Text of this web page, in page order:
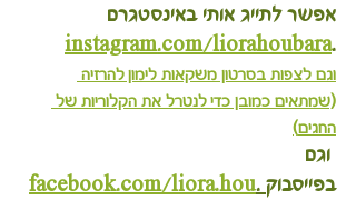
אפשר לתייג אותי באינסטגרם
.
instagram.com/liorahoubara
וגם לצפות בסרטון משקאות לימון להרזיה
(שמתאים כמובן כדי לנטרל את הקלוריות של
החגים)
וגם
בפייסבוק .
facebook.com/liora.hou